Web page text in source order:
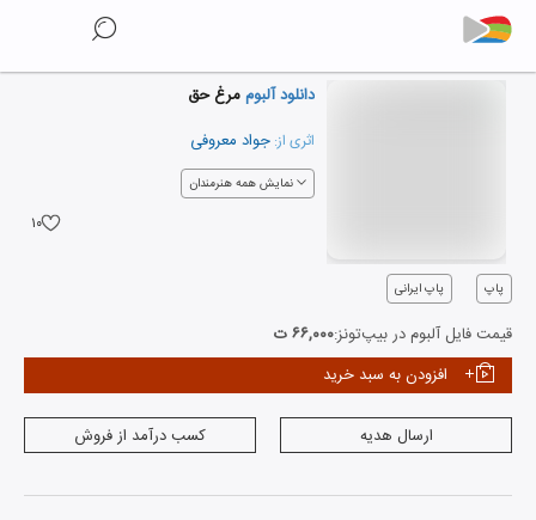
دانلود آلبوممرغ حق
اثری از: جواد معروفی
نمایش همه هنرمندان
۱۰
پاپ پاپ ایرانی
قیمت فایل آلبوم در بیپ‌تونز:۶۶,۰۰۰ ت
افزودن به سبد خرید
ارسال هدیه کسب درآمد از فروش